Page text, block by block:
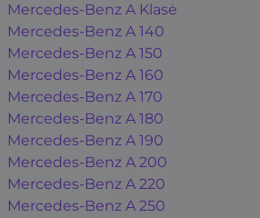
Mercedes-Benz A Klasė
Mercedes-Benz A 140
Mercedes-Benz A 150
Mercedes-Benz A 160
Mercedes-Benz A 170
Mercedes-Benz A 180
Mercedes-Benz A 190
Mercedes-Benz A 200
Mercedes-Benz A 220
Mercedes-Benz A 250